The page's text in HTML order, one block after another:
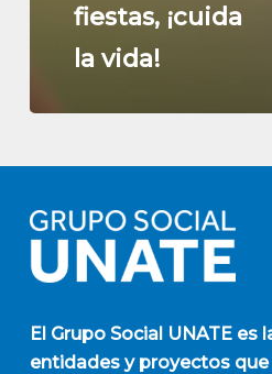
fiestas, ¡cuida
la vida!
El Grupo Social UNATEes
entidades y proyectos